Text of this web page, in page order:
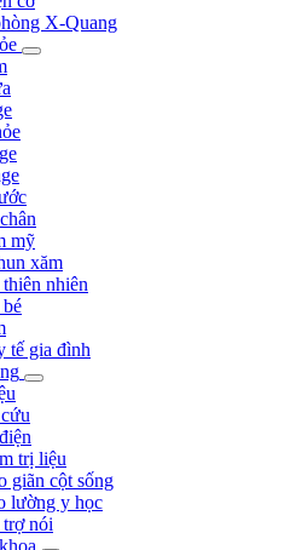
X-Quang
mỹ
xăm
nhiên
tế gia đình
trị liệu
giãn cột sống
lường y học
nói